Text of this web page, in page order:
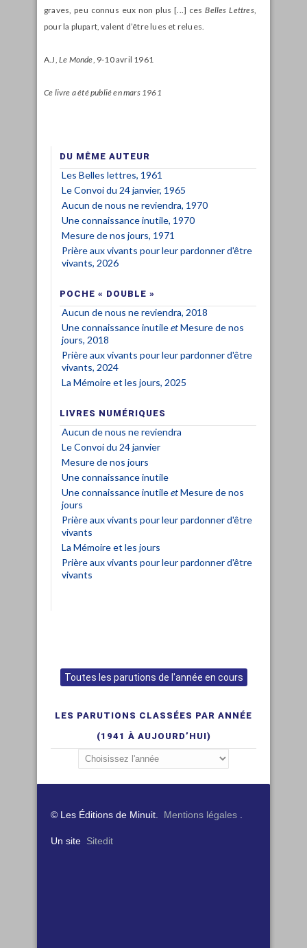
graves, peu connus eux non plus [...] cesBelles Lettres,
pour la plupart, valent d’être lues et relues.
A.J, Le Monde, 9-10 avril 1961
Ce livre a été publié en mars 1961
DU MÊME AUTEUR
Les Belles lettres, 1961
Le Convoi du 24 janvier, 1965
Aucun de nous ne reviendra, 1970
Une connaissance inutile, 1970
Mesure de nos jours, 1971
Prière aux vivants pour leur pardonner d'être
vivants, 2026
POCHE « DOUBLE »
Aucun de nous ne reviendra, 2018
Une connaissance inutileetMesure de nos
jours, 2018
Prière aux vivants pour leur pardonner d'être
vivants, 2024
La Mémoire et les jours, 2025
LIVRES NUMÉRIQUES
Aucun de nous ne reviendra
Le Convoi du 24 janvier
Mesure de nos jours
Une connaissance inutile
Une connaissance inutileetMesure de nos
jours
Prière aux vivants pour leur pardonner d'être
vivants
La Mémoire et les jours
Prière aux vivants pour leur pardonner d'être
vivants
Toutes les parutions de l'année en cours
LES PARUTIONS CLASSÉES PAR ANNÉE
(1941 À AUJOURD’HUI)
© Les Éditions de Minuit. Mentions légales .
Un site Sitedit